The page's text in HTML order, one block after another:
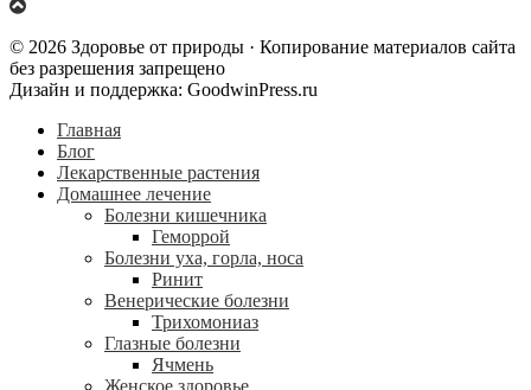
© 2026 Здоровье от природы · Копирование материалов сайта
без разрешения запрещено
Дизайн и поддержка: GoodwinPress.ru
Главная
Блог
Лекарственные растения
Домашнее лечение
Болезни кишечника
Геморрой
Болезни уха, горла, носа
Ринит
Венерические болезни
Трихомониаз
Глазные болезни
Ячмень
Женское здоровье